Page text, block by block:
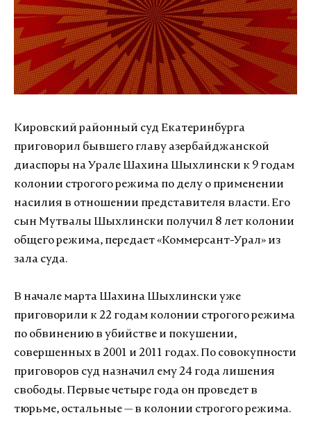
Кировский районный суд Екатеринбурга
приговорил бывшего главу азербайджанской
диаспоры на Урале Шахина Шыхлински к 9 годам
колонии строгого режима по делу о применении
насилия в отношении представителя власти. Его
сын Мутвалы Шыхлински получил 8 лет колонии
общего режима, передает «Коммерсант-Урал» из
зала суда.
В начале марта Шахина Шыхлински уже
приговорили к 22 годам колонии строгого режима
по обвинению в убийстве и покушении,
совершенных в 2001 и 2011 годах. По совокупности
приговоров суд назначил ему 24 года лишения
свободы. Первые четыре года он проведет в
тюрьме, остальные — в колонии строгого режима.